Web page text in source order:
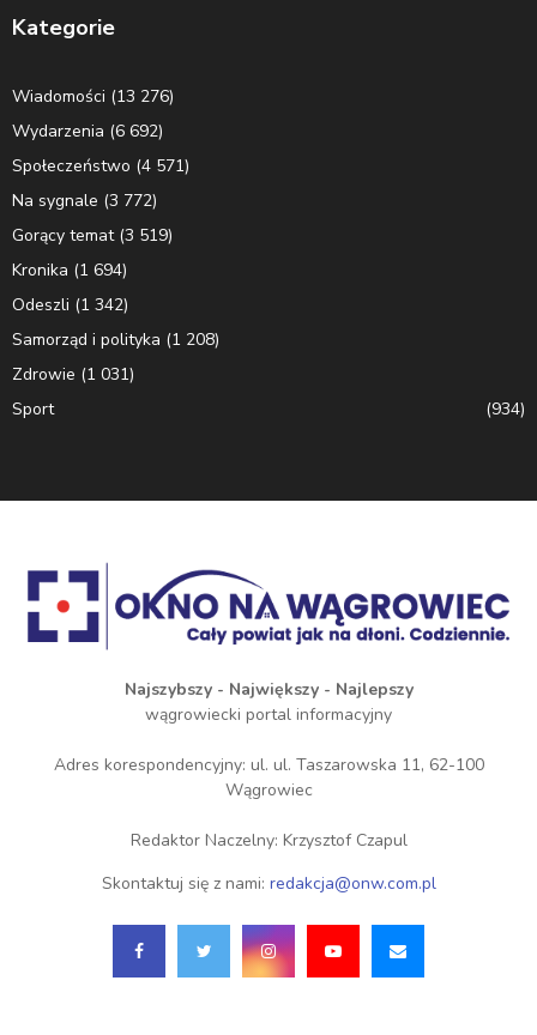
Kategorie
Wiadomości (13 276)
Wydarzenia (6 692)
Społeczeństwo (4 571)
Na sygnale (3 772)
Gorący temat(3 519)
Kronika (1 694)
Odeszli (1 342)
Samorząd i polityka (1 208)
Zdrowie (1 031)
Sport
(934)
Najszybszy - Największy - Najlepszy
wągrowiecki portal informacyjny
Adres korespondencyjny: ul. ul. Taszarowska 11, 62-100
Wągrowiec
Redaktor Naczelny: Krzysztof Czapul
Skontaktuj się z nami: redakcja@onw.com.pl